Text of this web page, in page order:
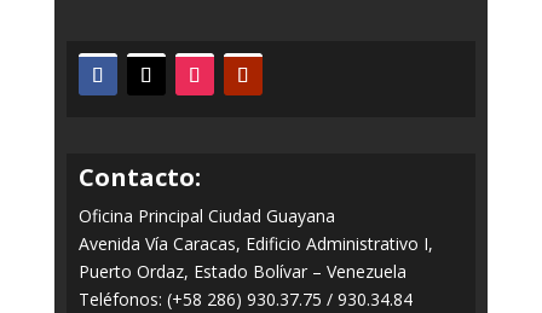
Contacto:
Oficina Principal Ciudad Guayana
Avenida Vía Caracas, Edificio Administrativo I,
Puerto Ordaz, Estado Bolívar – Venezuela
Teléfonos: (+58 286) 930.37.75 / 930.34.84